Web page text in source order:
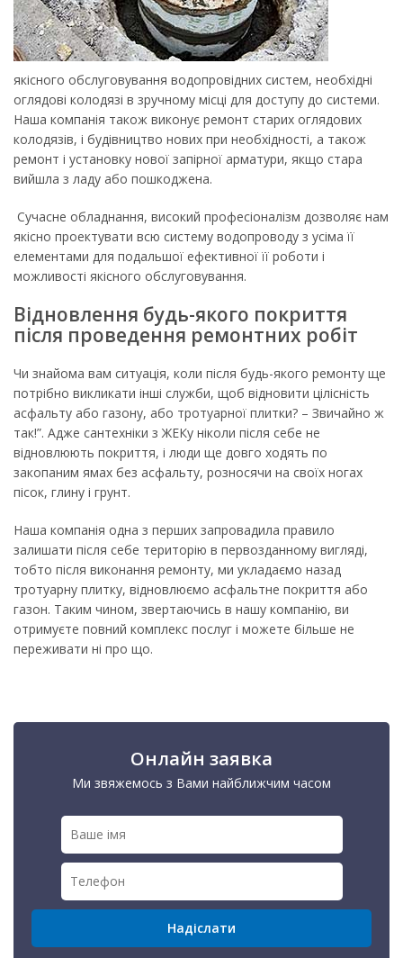
якісного обслуговування водопровідних систем, необхідні
оглядові колодязі в зручному місці для доступу до системи.
Наша компанія також виконує ремонт старих оглядових
колодязів, і будівництво нових при необхідності, а також
ремонт і установку нової запірної арматури, якщо стара
вийшла з ладу або пошкоджена.
Сучасне обладнання, високий професіоналізм дозволяє нам
якісно проектувати всю систему водопроводу з усіма її
елементами для подальшої ефективної її роботи і
можливості якісного обслуговування.
Відновлення будь-якого покриття
після проведення ремонтних робіт
Чи знайома вам ситуація, коли після будь-якого ремонту ще
потрібно викликати інші служби, щоб відновити цілісність
асфальту або газону, або тротуарної плитки? – Звичайно ж
так!”. Адже сантехніки з ЖЕКу ніколи після себе не
відновлюють покриття, і люди ще довго ходять по
закопаним ямах без асфальту, розносячи на своїх ногах
пісок, глину і грунт.
Наша компанія одна з перших запровадила правило
залишати після себе територію в первозданному вигляді,
тобто після виконання ремонту, ми укладаємо назад
тротуарну плитку, відновлюємо асфальтне покриття або
газон. Таким чином, звертаючись в нашу компанію, ви
отримуєте повний комплекс послуг і можете більше не
переживати ні про що.
Онлайн заявка
Ми звяжемось з Вами найближчим часом